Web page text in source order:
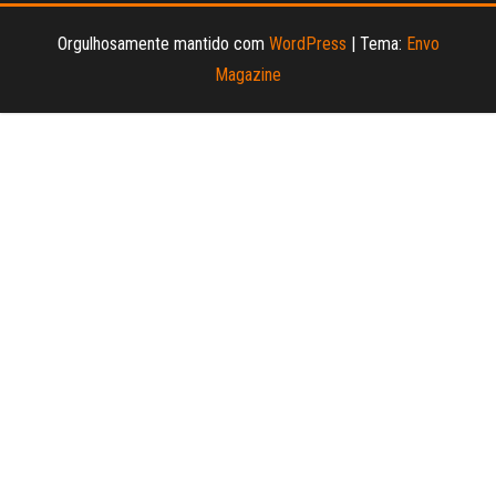
Orgulhosamente mantido com WordPress | Tema: Envo
Magazine